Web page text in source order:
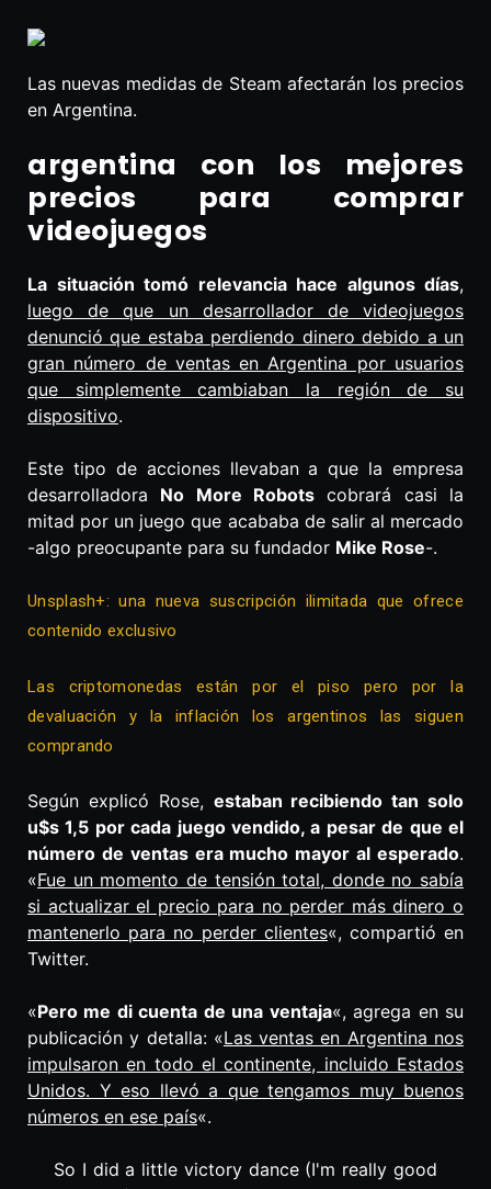
Las nuevas medidas de Steam afectarán los precios
en Argentina.
argentina con los mejores
precios para comprar
videojuegos
La situación tomó relevancia hace algunos días,
luego de que un desarrollador de videojuegos
denunció que estaba perdiendo dinero debido a un
gran número de ventas en Argentina por usuarios
que simplemente cambiaban la región de su
dispositivo.
Este tipo de acciones llevaban a que la empresa
desarrolladora No More Robots cobrará casi la
mitad por un juego que acababa de salir al mercado
-algo preocupante para su fundador Mike Rose-.
Unsplash+: una nueva suscripción ilimitada que ofrece
contenido exclusivo
Las criptomonedas están por el piso pero por la
devaluación y la inflación los argentinos las siguen
comprando
Según explicó Rose, estaban recibiendo tan solo
u$s 1,5 por cada juego vendido, a pesar de que el
número de ventas era mucho mayor al esperado.
«Fue un momento de tensión total, donde no sabía
si actualizar el precio para no perder más dinero o
mantenerlo para no perder clientes«, compartió en
Twitter.
«Pero me di cuenta de una ventaja«, agrega en su
publicación y detalla: «Las ventas en Argentina nos
impulsaron en todo el continente, incluido Estados
Unidos. Y eso llevó a que tengamos muy buenos
números en ese país«.
So I did a little victory dance (I'm really good